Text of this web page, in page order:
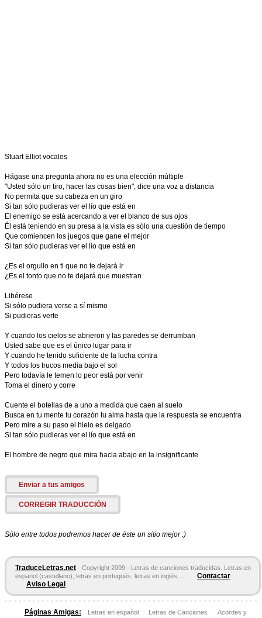
Stuart Elliot vocales
Hágase una pregunta ahora no es una elección múltiple
"Usted sólo un tiro, hacer las cosas bien", dice una voz a distancia
No permita que su cabeza en un giro
Si tan sólo pudieras ver el lío que está en
El enemigo se está acercando a ver el blanco de sus ojos
Él está teniendo en su presa a la vista es sólo una cuestión de tiempo
Que comiencen los juegos que gane el mejor
Si tan sólo pudieras ver el lío que está en
¿Es el orgullo en ti que no te dejará ir
¿Es el tonto que no te dejará que muestran
Libérese
Si sólo pudiera verse a sí mismo
Si pudieras verte
Y cuando los cielos se abrieron y las paredes se derrumban
Usted sabe que es el único lugar para ir
Y cuando he tenido suficiente de la lucha contra
Y todos los trucos media bajo el sol
Pero todavía le temen lo peor está por venir
Toma el dinero y corre
Cuente el botellas de a uno a medida que caen al suelo
Busca en tu mente tu corazón tu alma hasta que la respuesta se encuentra
Pero mire a su paso el hielo es delgado
Si tan sólo pudieras ver el lío que está en
El hombre de negro que mira hacia abajo en la insignificante
Enviar a tus amigos
CORREGIR TRADUCCIÓN
Sólo entre todos podremos hacer de éste un sitio mejor :)
TraduceLetras.net - Copyright 2009 - Letras de canciones traducidas. Letras en
espanol (castellano), letras en portugués, letras en inglés,...
Contactar
Aviso Legal
Páginas Amigas: Letras en español Letras de Canciones
Acordes y